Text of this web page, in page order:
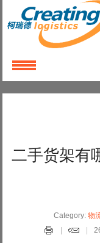
二手货架有
Category:物
Loginor
Remember Me